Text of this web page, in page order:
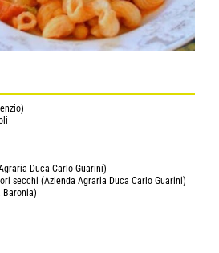
Duca Carlo Guarini)
secchi (Azienda Agraria Duca Carlo Guarini)